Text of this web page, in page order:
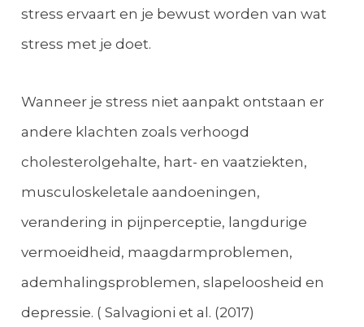
stress ervaart en je bewust worden van wat
stress met je doet.
Wanneer je stress niet aanpakt ontstaan er
andere klachten zoals verhoogd
cholesterolgehalte, hart- en vaatziekten,
musculoskeletale aandoeningen,
verandering in pijnperceptie, langdurige
vermoeidheid, maagdarmproblemen,
ademhalingsproblemen, slapeloosheid en
depressie. ( Salvagioni et al. (2017)